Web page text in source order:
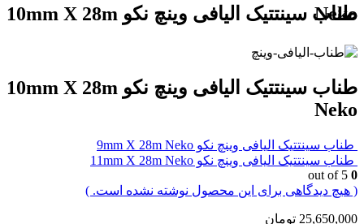
طناب سینتتیک الیافی وینچ نکو 10mm X 28m Neko
طناب سینتتیک الیافی وینچ نکو 10mm X 28m
Neko
طناب سینتتیک الیافی وینچ نکو 9mm X 28m Neko
طناب سینتتیک الیافی وینچ نکو 11mm X 28m Neko
0
( هیچ دیدگاهی برای این محصول نوشته نشده است. )
25,650,000 تومان